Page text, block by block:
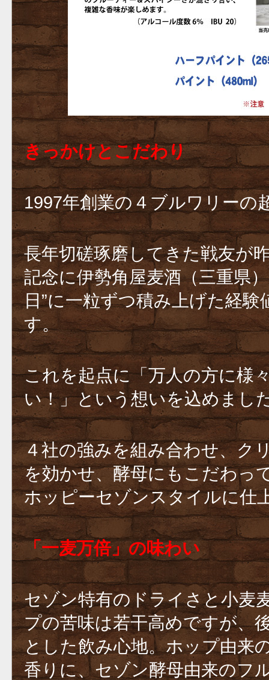
きっかけとこだわり
1997年創業の４ブルワリーの
長年切磋琢磨してきた戦友が
記念に伊勢角屋麦酒（三重県
日”に一粒ずつ積み上げた経
す。
これを起点に「万人の方に様
い！」という想いを込めまし
４社の強みを組み合わせ、ク
を効かせ、酵母にもこだわっ
ホッピーセゾンスタイルに仕
「一麦万倍」の味わい
セゾン特有のドライさと小麦
プの苦味は若干高めですが、
とした飲み心地。ホップ由来
香りに、セゾン酵母由来のフ